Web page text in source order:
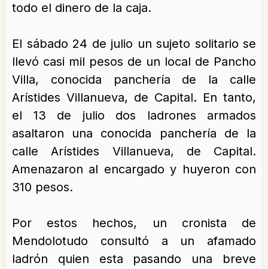
todo el dinero de la caja.
El sábado 24 de julio un sujeto solitario se
llevó casi mil pesos de un local de Pancho
Villa, conocida panchería de la calle
Arístides Villanueva, de Capital. En tanto,
el 13 de julio dos ladrones armados
asaltaron una conocida panchería de la
calle Arístides Villanueva, de Capital.
Amenazaron al encargado y huyeron con
310 pesos.
Por estos hechos, un cronista de
Mendolotudo consultó a un afamado
ladrón quien esta pasando una breve